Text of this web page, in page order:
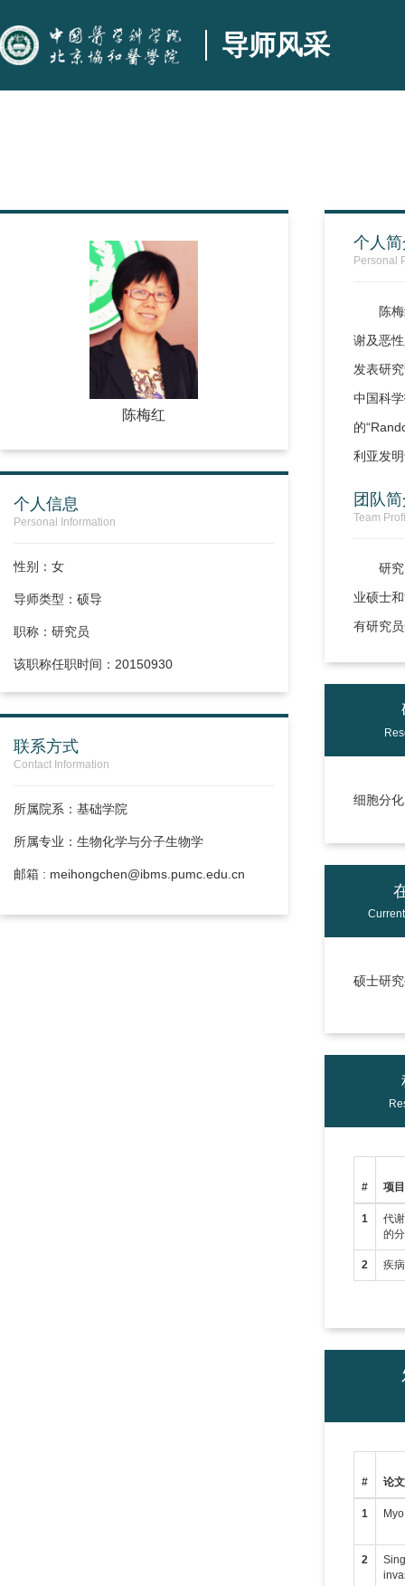
导师风采
陈梅红
个人信息
Personal Information
性别：女
导师类型：硕导
职称：研究员
该职称任职时间：20150930
联系方式
Contact Information
所属院系：基础学院
所属专业：生物化学与分子生物学
邮箱 : meihongchen@ibms.pumc.edu.cn
个人
Personal
陈
谢及恶
发表研
中国科
的
利亚发
团队
Team
研
业硕士
有研究
细胞分
硕士研
# 项
1
代
的
2 疾
# 论
1
2